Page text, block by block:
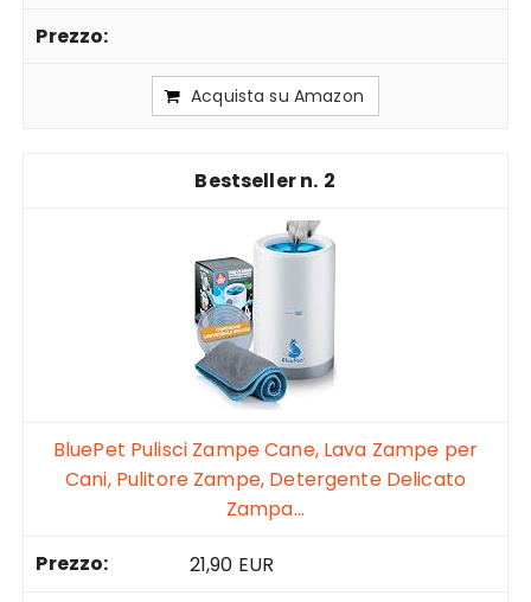
Acquista su Amazon
2
BluePet Pulisci Zampe Cane, Lava Zampe per
Cani, Pulitore Zampe, Detergente Delicato
Zampa...
21,90 EUR